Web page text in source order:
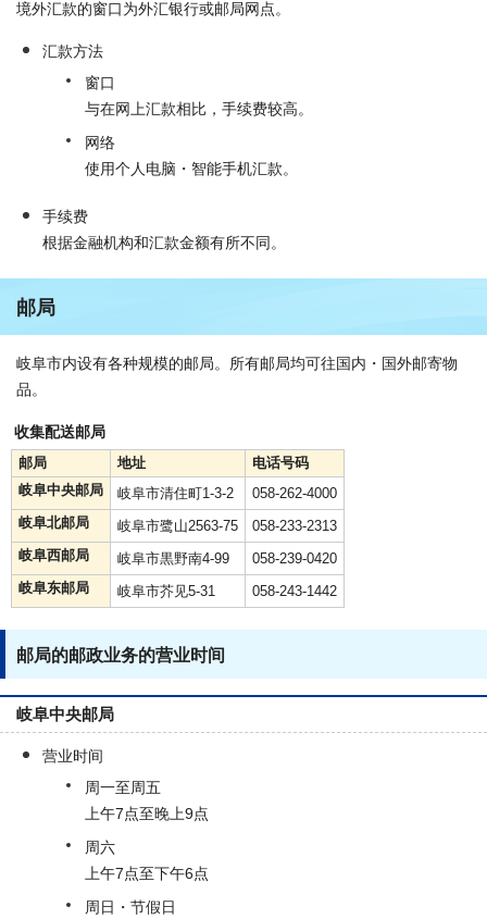
境外汇款的窗口为外汇银行或邮局网点。
汇款方法
窗口
与在网上汇款相比，手续费较高。
网络
使用个人电脑・智能手机汇款。
手续费
根据金融机构和汇款金额有所不同。
邮局
岐阜市内设有各种规模的邮局。所有邮局均可往国内・国外邮寄物
品。
收集配送邮局
邮局
地址
电话号码
岐阜中央邮局
岐阜市清住町1-3-2
058-262-4000
岐阜北邮局
岐阜市鹭山2563-75
058-233-2313
岐阜西邮局
岐阜市黒野南4-99
058-239-0420
岐阜东邮局
岐阜市芥见5-31 058-243-1442
邮局的邮政业务的营业时间
岐阜中央邮局
营业时间
周一至周五
上午7点至晚上9点
周六
上午7点至下午6点
周日・节假日